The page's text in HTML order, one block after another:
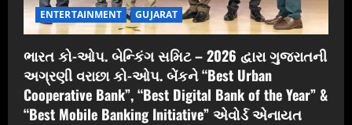
ENTERTAINMENT GUJARAT
ભારત કો-ઓપ. બેન્કિંગ સમિટ – 2026 દ્વારા ગુજરાતની
અગ્રણી વરાછા કો-ઓપ. બેંકને “Best Urban
Cooperative Bank”, “Best Digital Bank of the Year” &
“Best Mobile Banking Initiative” એવોર્ડ એનાયત